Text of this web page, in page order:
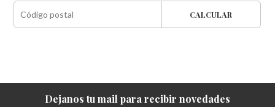
CALCULAR
Dejanos tu mail para recibir novedades